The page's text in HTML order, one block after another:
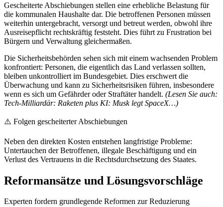
Gescheiterte Abschiebungen stellen eine erhebliche Belastung für
die kommunalen Haushalte dar. Die betroffenen Personen müssen
weiterhin untergebracht, versorgt und betreut werden, obwohl ihre
Ausreisepflicht rechtskräftig feststeht. Dies führt zu Frustration bei
Bürgern und Verwaltung gleichermaßen.
Die Sicherheitsbehörden sehen sich mit einem wachsenden Problem
konfrontiert: Personen, die eigentlich das Land verlassen sollten,
bleiben unkontrolliert im Bundesgebiet. Dies erschwert die
Überwachung und kann zu Sicherheitsrisiken führen, insbesondere
wenn es sich um Gefährder oder Straftäter handelt. (Lesen Sie auch:
Tech-Milliardär: Raketen plus KI: Musk legt SpaceX…)
⚠️ Folgen gescheiterter Abschiebungen
Neben den direkten Kosten entstehen langfristige Probleme:
Untertauchen der Betroffenen, illegale Beschäftigung und ein
Verlust des Vertrauens in die Rechtsdurchsetzung des Staates.
Reformansätze und Lösungsvorschläge
Experten fordern grundlegende Reformen zur Reduzierung